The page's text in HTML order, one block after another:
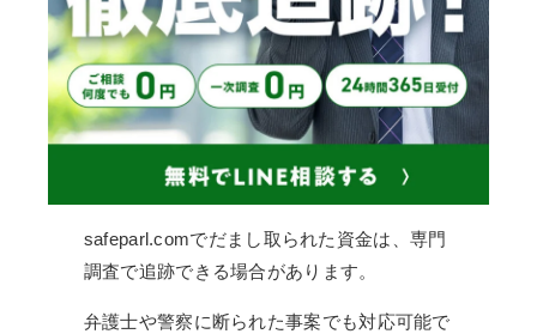
safeparl.comでだまし取られた資金は、専門
調査で追跡できる場合があります。
弁護士や警察に断られた事案でも対応可能で